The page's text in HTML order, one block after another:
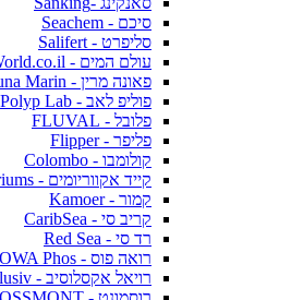
סיכם - Seachem
סליפרט - Salifert
עולם המים - AquaWorld.co.il
פאונה מרין - Fauna Marin
פוליפ לאב - Polyp Lab
פלובל - FLUVAL
פליפר - Flipper
קולומבו - Colombo
קייד אקווריומים - CADE Aquariums
קמור - Kamoer
קריב סי - CaribSea
רד סי - Red Sea
רואה פוס - ROWA Phos
רויאל אקסלוסיב - Royal Exclusiv